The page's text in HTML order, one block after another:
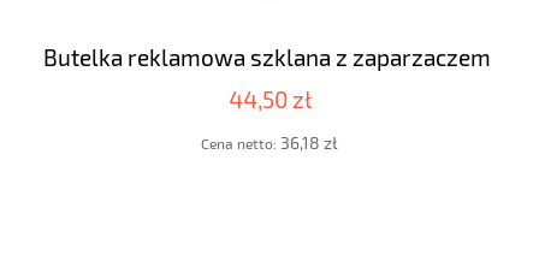
Butelka reklamowa szklana z zaparzaczem
44,50 zł
Cena netto: 36,18 zł